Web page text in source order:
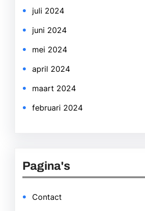
juli 2024
juni 2024
mei 2024
april 2024
maart 2024
februari 2024
Pagina's
Contact